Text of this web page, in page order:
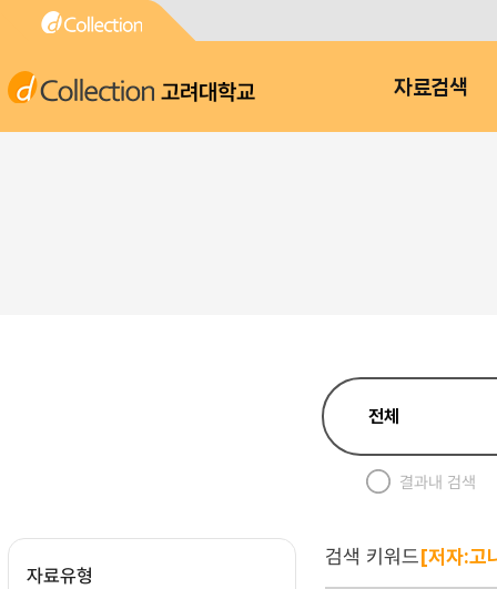
고려대학교 자료검색
결과내 검색
자료유형
검색 키워드[저자:고